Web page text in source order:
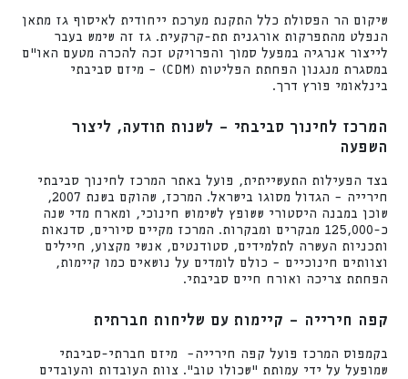
שיקום הר הפסולת כלל התקנת מערכת ייחודית לאיסוף גז מתאן
הנפלט מהתפרקות אורגנית תת-קרקעית. גז זה שימש בעבר
לייצור אנרגיה במפעל סמוך והפרויקט זכה להכרה מטעם האו״ם
במסגרת מנגנון הפחתת הפליטות (CDM) – מיזם סביבתי
בינלאומי פורץ דרך.
המרכז לחינוך סביבתי – לשנות תודעה, ליצור
השפעה
בצד הפעילות התעשייתית, פועל באתר המרכז לחינוך סביבתי
חירייה – הגדול מסוגו בישראל. המרכז, שהוקם בשנת 2007,
שוכן במבנה היסטורי ששופץ לשימוש חינוכי, ומארח מדי שנה
כ-125,000 מבקרים ומבקרות. המרכז מקיים סיורים, סדנאות
ותכניות העשרה לתלמידים, סטודנטים, אנשי מקצוע, חיילים
וצוותים חינוכיים – כולם לומדים על נושאים כמו קיימות,
הפחתת צריכה ואורח חיים סביבתי.
קפה חירייה – קיימות עם שליחות חברתית
בקמפוס המרכז פועל קפה חירייה– מיזם חברתי-סביבתי
שמופעל על ידי עמותת "שכולו טוב". צוות העובדות והעובדים